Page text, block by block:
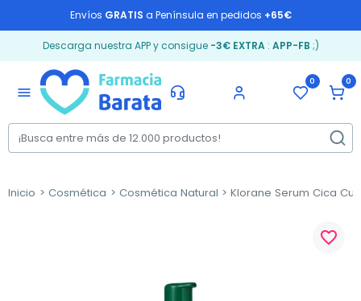
Envíos GRATIS a Península en pedidos +65€
Descarga nuestra APP y consigue -3€ EXTRA: APP-FB ;)
menu
0 0
Inicio Cosmética Cosmética Natural Klorane Serum Cica
favorite_border